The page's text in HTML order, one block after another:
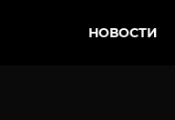
НОВОСТИ